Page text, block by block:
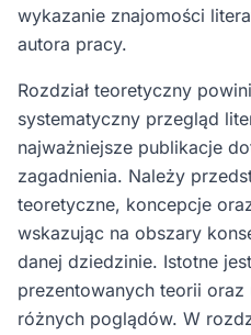
wykazanie znajomości
autora pracy.
Rozdział teoretyczny
systematyczny przegląd
najważniejsze publikacje
zagadnienia. Należy
teoretyczne, koncepcje
wskazując na obszary
danej dziedzinie. Istotne
prezentowanych teorii oraz
różnych poglądów. W